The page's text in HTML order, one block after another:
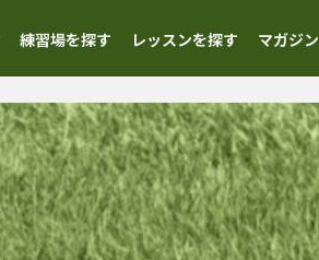
練習場を探す レッスンを探す マガジン